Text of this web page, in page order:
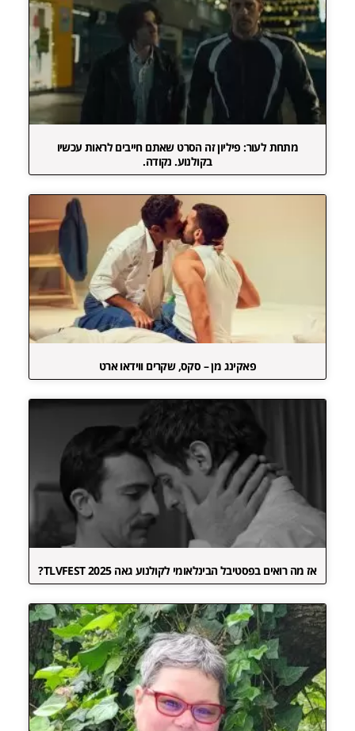
מתחת לעור: פיליון זה הסרט שאתם חייבים לראות עכשיו
בקולנוע. נקודה.
פאקינג מן – סקס, שקרים ווידאו ארט
אז מה רואים בפסטיבל הבינלאומי לקולנוע גאה TLVFEST 2025?